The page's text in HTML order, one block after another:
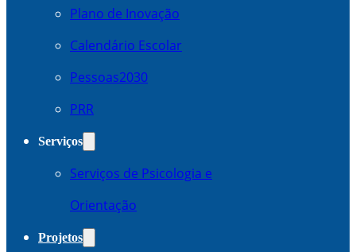
Plano de Inovação
Calendário Escolar
Pessoas2030
PRR
Serviços
Serviços de Psicologia e
Orientação
Projetos